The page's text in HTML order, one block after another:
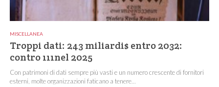
MISCELLANEA
Troppi dati: 243 miliardi$ entro 2032:
contro 111nel 2025
Con patrimoni di dati sempre più vasti e un numero crescente di fornitori
esterni, molte organizzazioni faticano a tenere...